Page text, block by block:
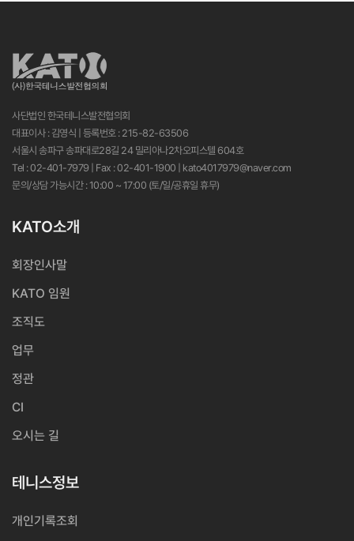
사단법인 한국테니스발전협의회
대표이사 : 김영식 | 등록번호 : 215-82-63506
서울시 송파구 송파대로28길 24 밀리아나2차오피스텔 604호
Tel : 02-401-7979 | Fax : 02-401-1900 | kato4017979@naver.com
문의/상담 가능시간 : 10:00 ~ 17:00 (토/일/공휴일 휴무)
KATO소개
회장인사말
KATO 임원
조직도
업무
정관
CI
오시는 길
테니스정보
개인기록조회